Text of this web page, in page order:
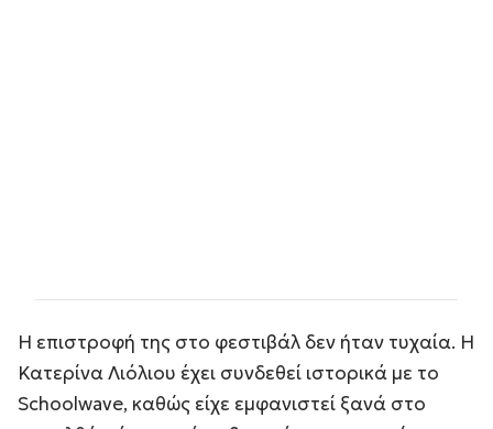
Η επιστροφή της στο φεστιβάλ δεν ήταν τυχαία. Η
Κατερίνα Λιόλιου έχει συνδεθεί ιστορικά με το
Schoolwave, καθώς είχε εμφανιστεί ξανά στο